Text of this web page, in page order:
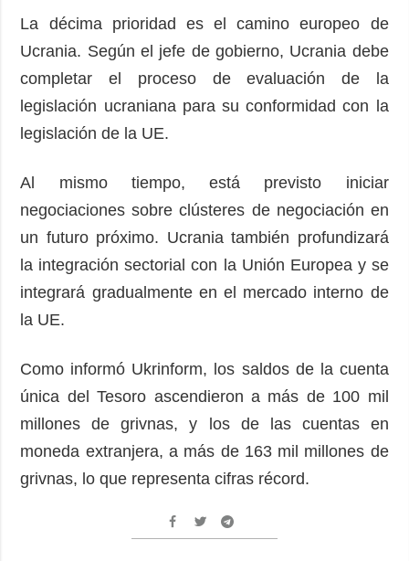
La décima prioridad es el camino europeo de
Ucrania. Según el jefe de gobierno, Ucrania debe
completar el proceso de evaluación de la
legislación ucraniana para su conformidad con la
legislación de la UE.
Al mismo tiempo, está previsto iniciar
negociaciones sobre clústeres de negociación en
un futuro próximo. Ucrania también profundizará
la integración sectorial con la Unión Europea y se
integrará gradualmente en el mercado interno de
la UE.
Como informó Ukrinform, los saldos de la cuenta
única del Tesoro ascendieron a más de 100 mil
millones de grivnas, y los de las cuentas en
moneda extranjera, a más de 163 mil millones de
grivnas, lo que representa cifras récord.